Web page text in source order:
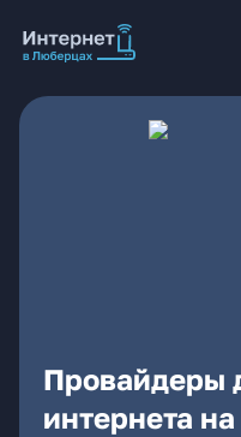
Провайдеры
интернета